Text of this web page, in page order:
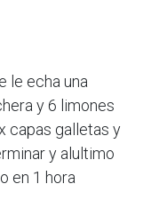
le echa una
y 6 limones
capas galletas y
y alultimo
en 1 hora